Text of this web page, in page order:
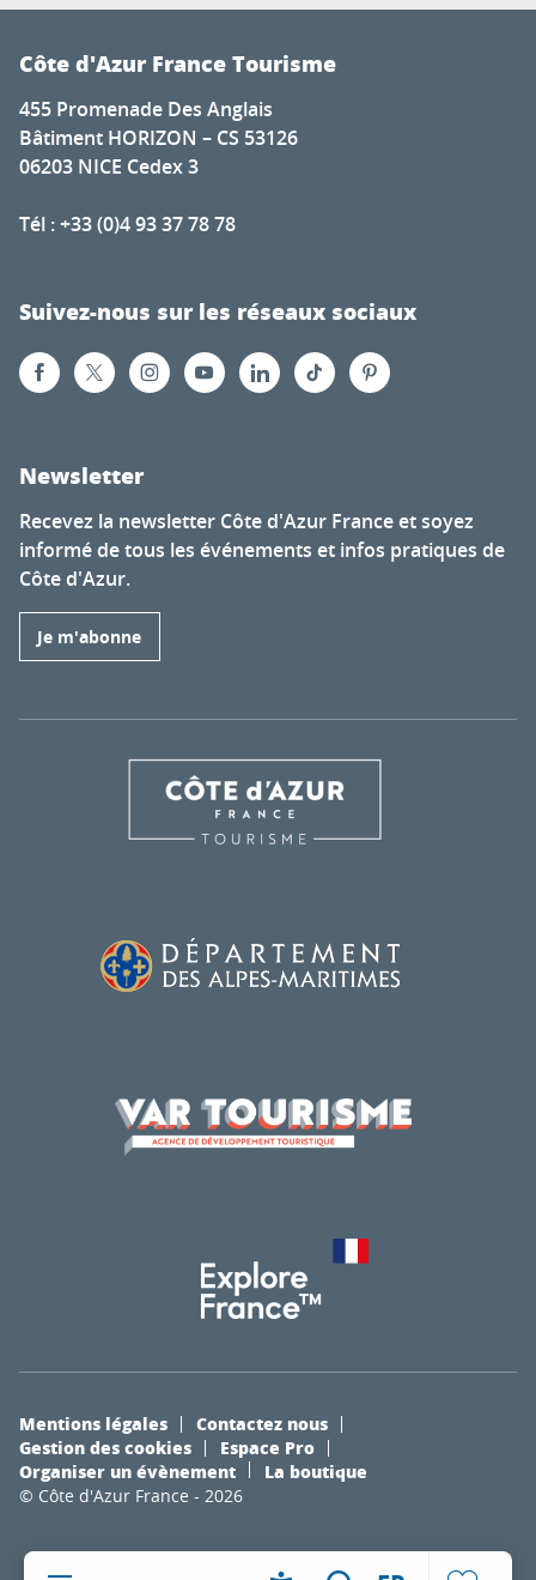
Côte d'Azur France Tourisme
455 Promenade Des Anglais
Bâtiment HORIZON – CS 53126
06203 NICE Cedex 3
Tél : +33 (0)4 93 37 78 78
Suivez-nous sur les réseaux sociaux
Newsletter
Recevez la newsletter Côte d'Azur France et soyez
informé de tous les événements et infos pratiques de
Côte d'Azur.
Je m'abonne
© Côte d'Azur France - 2026
Mentions légales
Contactez nous
Gestion des cookies
Espace Pro
Organiser un évènement
La boutique